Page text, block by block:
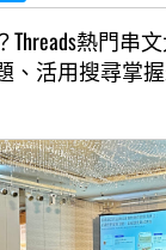
熱門串
、活用搜尋掌